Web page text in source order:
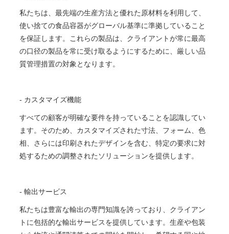
私たちは、最先端の生産方法と優れた原材料を利用して、
使い捨ての食品容器がグローバル基準に準拠していること
を保証します。これらの製品は、クライアントが常に最高
の口径の製品を常に受け​​取るようにするために、厳しい品
質管理措置の対象となります。
- カスタマイズ機能
すべての顧客が明確な要件を持っていることを認識してい
ます。そのため、カスタマイズされた寸法、フォーム、色
相、さらには印刷されたデザインを含む、特定の要求に対
処するための調整されたソリューションを提供します。
- 輸出サービス
私たちは豊富な輸出の専門知識を誇っており、クライアン
トに包括的な輸出サービスを提供しています。生産や包装